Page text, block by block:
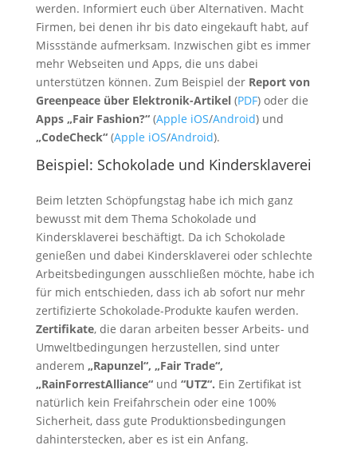
werden. Informiert euch über Alternativen. Macht
Firmen, bei denen ihr bis dato eingekauft habt, auf
Missstände aufmerksam. Inzwischen gibt es immer
mehr Webseiten und Apps, die uns dabei
unterstützen können. Zum Beispiel der Report von
Greenpeace über Elektronik-Artikel(PDF) oder die
Apps „Fair Fashion?“(Apple iOS/Android) und
„CodeCheck“(Apple iOS/Android).
Beispiel: Schokolade und Kindersklaverei
Beim letzten Schöpfungstag habe ich mich ganz
bewusst mit dem Thema Schokolade und
Kindersklaverei beschäftigt. Da ich Schokolade
genießen und dabei Kindersklaverei oder schlechte
Arbeitsbedingungen ausschließen möchte, habe ich
für mich entschieden, dass ich ab sofort nur mehr
zertifizierte Schokolade-Produkte kaufen werden.
Zertifikate, die daran arbeiten besser Arbeits- und
Umweltbedingungen herzustellen, sind unter
anderem „Rapunzel“, „Fair Trade“,
„RainForrestAlliance“ und “UTZ“. Ein Zertifikat ist
natürlich kein Freifahrschein oder eine 100%
Sicherheit, dass gute Produktionsbedingungen
dahinterstecken, aber es ist ein Anfang.